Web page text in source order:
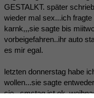
GESTALKT. später
wieder mal sex...ich
karnk,,,sie sagte bis
vorbeigefahren..ihr auto
es mir egal.
letzten donnerstag habe
wollen...sie sagte
sie...smstag ist ok,